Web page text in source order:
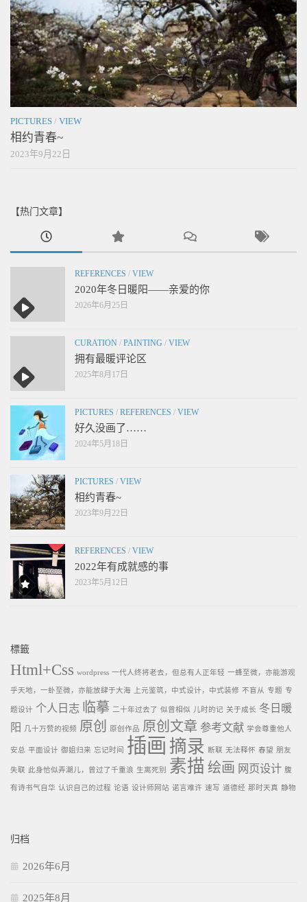
PICTURES / VIEW
相约青春~
2023年9月22日
【热门文章】
REFERENCES / VIEW
2020年冬日暖阳——亲爱的你
2026年6月25日
CURATION / PAINTING / VIEW
拥有最暖评论区
2025年8月17日
PICTURES / REFERENCES / VIEW
好久没画了……
2024年5月18日
PICTURES / VIEW
相约青春~
2023年9月22日
REFERENCES / VIEW
2022年有成就感的事
2023年5月12日
標籤
Html+Css wordpress 一代人终将老去，但总有人正年轻 一蜂至微，亦能游观
乎天地，一虲至微，亦能放肆于大海 上元鉴筑，中式设计，中式装修 不盲从 专题 专
题设计 个人日志 临摹 二十年过去了 似曾相似 儿时的记 关于成长 冬日暖
阳
几十万赞的视频 原创 原创作品 原创文章 参考文献 学会尊重他人
安总 平面设计 御姐归来 忘记时间 插画 摘录 断联 无法释怀 春望 朋友
失联 此身恰似弄潮儿，曾过了千重浪 生离死别 素描 绘画 网页设计 腹
有诗书气自华 认识自己的过程 论语 设计师网站 诺言难许 速写 道德经 那时天真 静物
归档
2026年6月
2025年8月